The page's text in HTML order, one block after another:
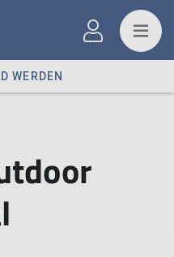
WERDEN